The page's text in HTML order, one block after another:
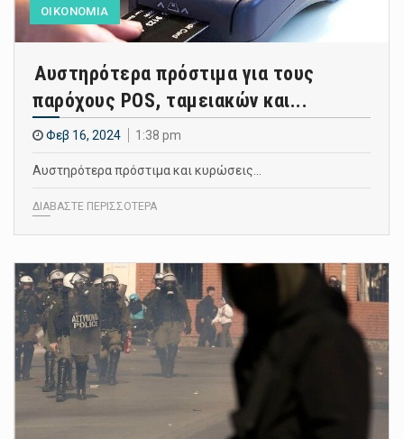
ΟΙΚΟΝΟΜΙΑ
Αυστηρότερα πρόστιμα για τους
παρόχους POS, ταμειακών και...
Φεβ 16, 2024 1:38 pm
Αυστηρότερα πρόστιμα και κυρώσεις…
ΔΙΑΒΑΣΤΕ ΠΕΡΙΣΣΟΤΕΡΑ